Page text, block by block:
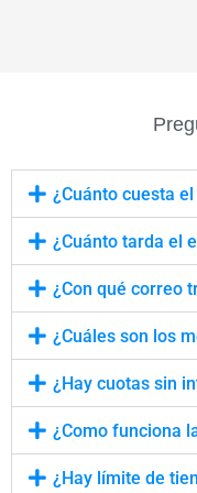
¿Cuánto cuesta
¿Cuánto tarda el
¿Con qué correo
¿Cuáles son los
¿Hay cuotas sin
¿Como funciona
¿Hay límite de